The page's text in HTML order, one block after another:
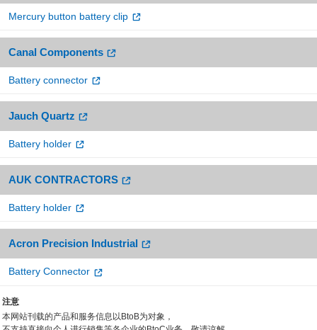
Mercury button battery clip
Canal Components
Battery connector
Jauch Quartz
Battery holder
AUK CONTRACTORS
Battery holder
Acron Precision Industrial
Battery Connector
注意
本网站刊载的产品和服务信息以BtoB为对象，